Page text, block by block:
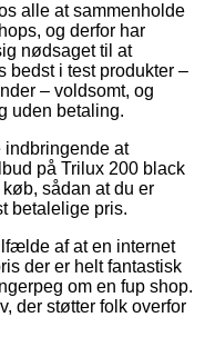
alle at sammenholde
og derfor har
nødsaget til at
bedst i test produkter –
– voldsomt, og
uden betaling.
indbringende at
på Trilux 200 black
sådan at du er
betalelige pris.
af at en internet
der er helt fantastisk
om en fup shop.
der støtter folk overfor